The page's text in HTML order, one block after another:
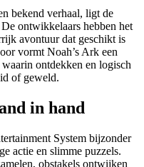
bekend verhaal, ligt de
ontwikkelaars hebben het
avontuur dat geschikt is
vormt Noah’s Ark een
ontdekken en logisch
of geweld.
in hand
System bijzonder
actie en slimme puzzels.
obstakels ontwijken